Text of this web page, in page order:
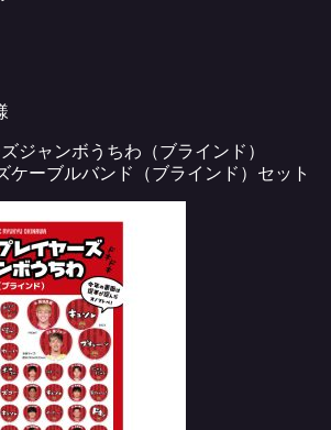
ジャンボうちわ（ブラインド）
ケーブルバンド（ブラインド）セット